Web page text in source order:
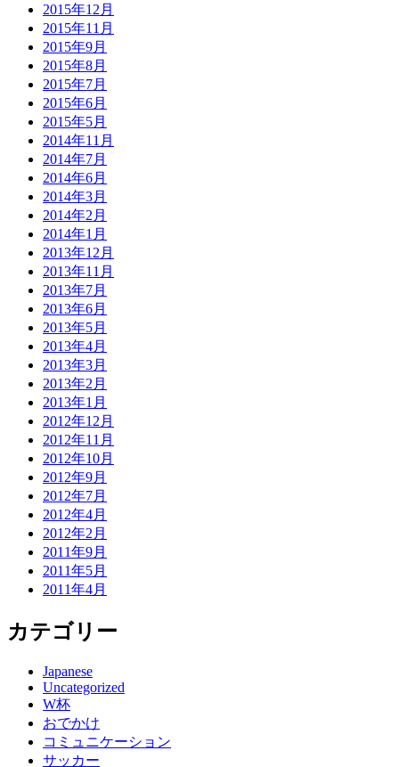
2015年12月
2015年11月
2015年9月
2015年8月
2015年7月
2015年6月
2015年5月
2014年11月
2014年7月
2014年6月
2014年3月
2014年2月
2014年1月
2013年12月
2013年11月
2013年7月
2013年6月
2013年5月
2013年4月
2013年3月
2013年2月
2013年1月
2012年12月
2012年11月
2012年10月
2012年9月
2012年7月
2012年4月
2012年2月
2011年9月
2011年5月
2011年4月
カテゴリー
Japanese
Uncategorized
W杯
おでかけ
コミュニケーション
サッカー